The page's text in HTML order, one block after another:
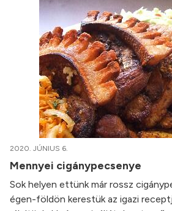
2020. JÚNIUS 6.
Mennyei cigánypecsenye
Sok helyen ettünk már rossz
égen-földön kerestük az igazi